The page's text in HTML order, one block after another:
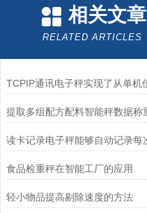
相关文章
RELATED ARTICLES
食品检重秤在智能工厂的应用
轻小物品提高剔除速度的方法